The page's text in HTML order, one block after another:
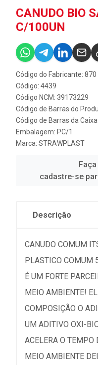
CANUDO BIO
C/100UN
Código do Fabricante: 870
Código: 4439
Código NCM: 39173229
Código de Barras do
Código de Barras da
Embalagem: PC/1
Marca: STRAWPLAST
cadastre-se
Descrição
CANUDO COMUM
PLASTICO COMUM
É UM FORTE
MEIO AMBIENTE!
COMPOSIÇÃO O
UM ADITIVO OXI-
ACELERA O TEMPO
MEIO AMBIENTE